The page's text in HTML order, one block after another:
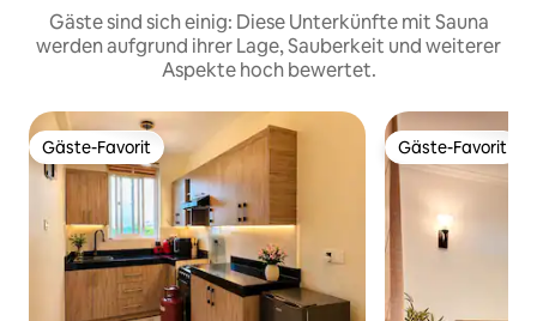
Gäste sind sich einig: Diese Unterkünfte mit Sauna
werden aufgrund ihrer Lage, Sauberkeit und weiterer
Aspekte hoch bewertet.
Gäste-Favorit
Gäste-Favorit Gäste-Favorit
Gäste-Favorit